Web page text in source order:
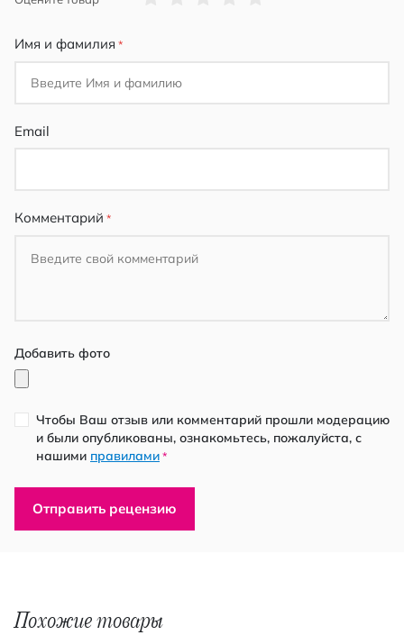
Имя и фамилия
Email
Комментарий
Добавить фото
Чтобы Ваш отзыв или комментарий прошли модерацию
и были опубликованы, ознакомьтесь, пожалуйста, с
нашими правилами *
Отправить рецензию
Похожие товары